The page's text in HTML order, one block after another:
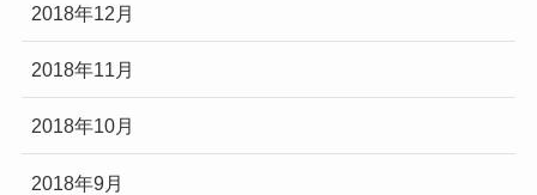
2018年12月
2018年11月
2018年10月
2018年9月